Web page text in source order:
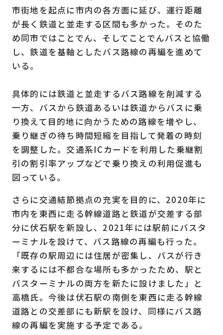
市街地を起点に市内の各方面に延び、運行距離
が長く鉄道と並走する区間も多かった。そのた
め同市ではことでん、そしてことでんバスと協働
し、鉄道を基軸としたバス路線の再編を進めて
いる。
具体的には鉄道と並走するバス路線を削減する
一方、バスから鉄道あるいは鉄道からバスに乗
り換えて目的地に向かうための路線を増やし、
乗り継ぎの待ち時間短縮を目指して発着の時刻
を調整した。交通系ICカードを利⽤した乗継割
引の割引率アップなどで乗り換えの利⽤促進も
図っている。
さらに交通結節拠点の充実を目的に、2020年に
市内を東西に走る幹線道路と鉄道が交差する部
分に伏石駅を新設し、2021年には駅前にバスタ
ーミナルを設けて、バス路線の再編も行った。
「既存の駅周辺には住居が密集し、バスが行き
来するには不都合な場所も多かったため、駅と
バスターミナルの両方を新たに設けました」と
高橋氏。今後は伏石駅の南側を東西に走る幹線
道路との交差部にも新駅を設け、同様にバス路
線の再編を実施する予定である。